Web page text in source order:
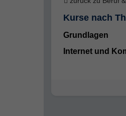
Kurse nach
Grundlagen
Internet und